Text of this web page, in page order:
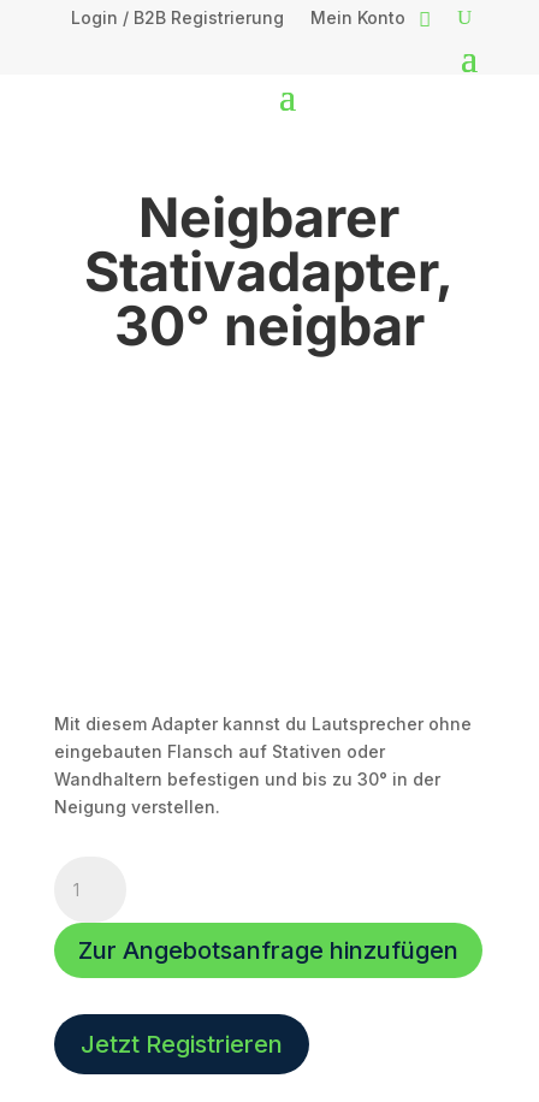
Login / B2B Registrierung Mein Konto
Neigbarer
Stativadapter,
30° neigbar
Mit diesem Adapter kannst du Lautsprecher ohne
eingebauten Flansch auf Stativen oder
Wandhaltern befestigen und bis zu 30° in der
Neigung verstellen.
Stativadapter,
30°
neigbar
Menge
Zur Angebotsanfrage hinzufügen
Jetzt Registrieren